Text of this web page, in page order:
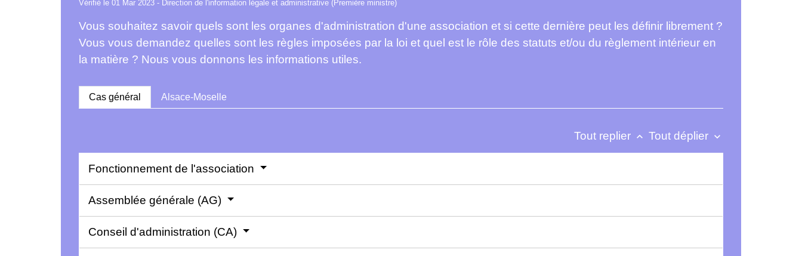
Vérifié le 01 Mar 2023 - Direction de l'information légale et administrative (Première ministre)
Vous souhaitez savoir quels sont les organes d'administration d'une association et si cette dernière peut les définir librement ?
Vous vous demandez quelles sont les règles imposées par la loi et quel est le rôle des statuts et/ou du règlement intérieur en
la matière ? Nous vous donnons les informations utiles.
Cas général Alsace-Moselle
Tout replier keyboard_arrow_up Tout déplier keyboard_arrow_down
Fonctionnement de l'association
Assemblée générale (AG)
Conseil d'administration (CA)